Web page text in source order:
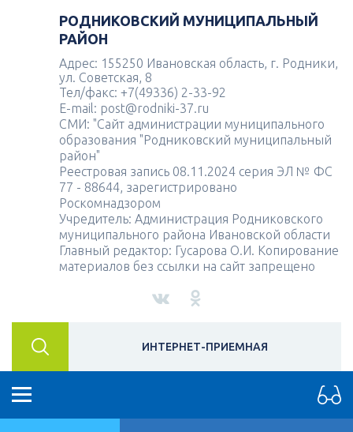
РОДНИКОВСКИЙ МУНИЦИПАЛЬНЫЙ
РАЙОН
Адрес: 155250 Ивановская область, г. Родники,
ул. Советская, 8
Тел/факс: +7(49336) 2-33-92
E-mail: post@rodniki-37.ru
СМИ: "Сайт администрации муниципального
образования "Родниковский муниципальный
район"
Реестровая запись 08.11.2024 серия ЭЛ № ФС
77 - 88644, зарегистрировано
Роскомнадзором
Учредитель: Администрация Родниковского
муниципального района Ивановской области
Главный редактор: Гусарова О.И. Копирование
материалов без ссылки на сайт запрещено
ИНТЕРНЕТ-ПРИЕМНАЯ